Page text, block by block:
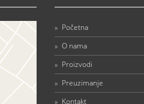
» Početna
» O nama
» Proizvodi
» Preuzimanje
» Kontakt